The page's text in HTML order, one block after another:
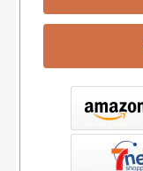
書店ウェブストア